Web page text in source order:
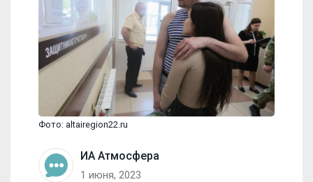
Фото: altairegion22.ru
ИА Атмосфера
1 июня, 2023